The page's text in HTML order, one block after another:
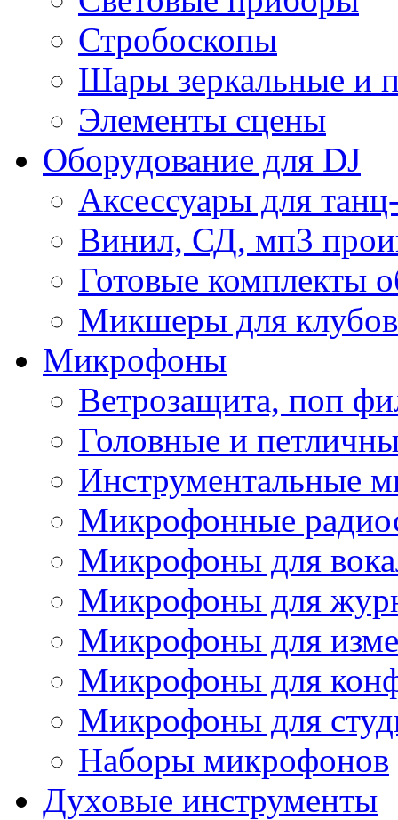
Стробоскопы
Шары зеркальные и
Элементы сцены
Оборудование для DJ
Аксессуары для
Винил, СД, мп3
Готовые комплекты
Микшеры для клубов
Микрофоны
Ветрозащита, поп
Головные и
Инструментальные
Микрофонные
Микрофоны для
Микрофоны для
Микрофоны для
Микрофоны для
Микрофоны для
Наборы микрофонов
Духовые инструменты